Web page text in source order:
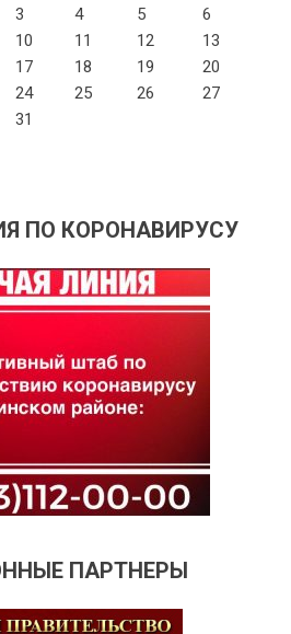
3 4 5
6
10 11 12
13
17 18 19
20
24 25 26
27
31
ПО КОРОНАВИРУСУ
ПАРТНЕРЫ